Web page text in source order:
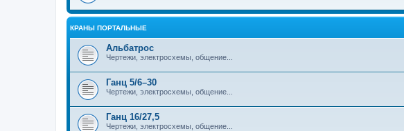
КРАНЫ ПОРТАЛЬНЫЕ
Альбатрос
Чертежи, электросхемы, общение...
Ганц 5/6–30
Чертежи, электросхемы, общение...
Ганц 16/27,5
Чертежи, электросхемы, общение...